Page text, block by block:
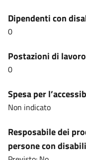
Dipendenti con
0
Postazioni di
0
Spesa per
Non indicato
Resposabile dei
persone con